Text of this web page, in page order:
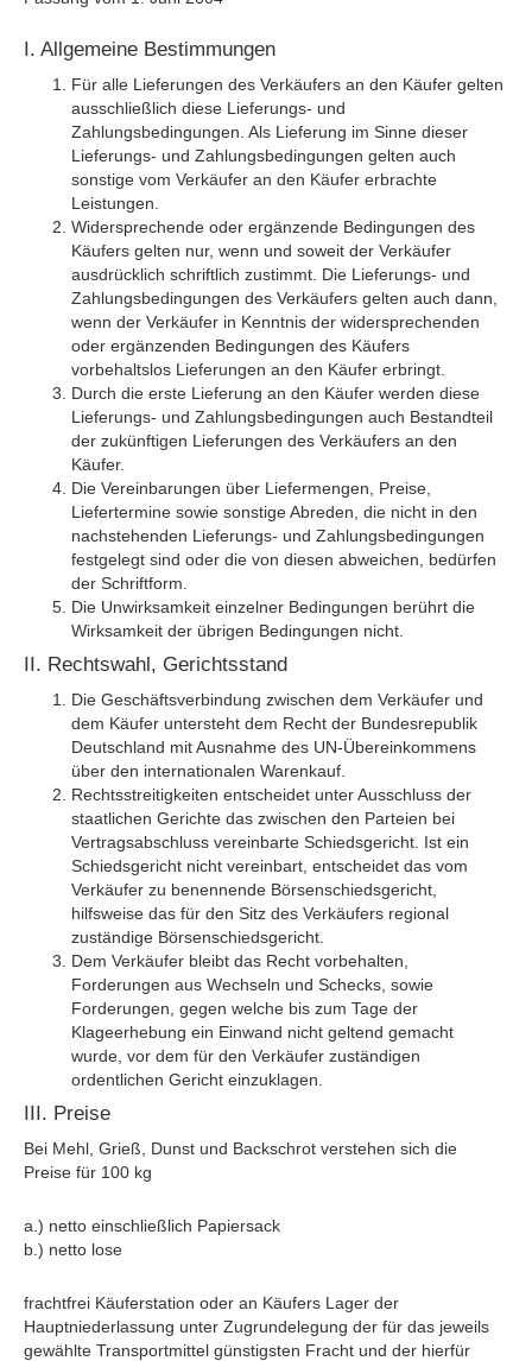
I. Allgemeine Bestimmungen
Für alle Lieferungen des Verkäufers an den Käufer gelten
ausschließlich diese Lieferungs- und
Zahlungsbedingungen. Als Lieferung im Sinne dieser
Lieferungs- und Zahlungsbedingungen gelten auch
sonstige vom Verkäufer an den Käufer erbrachte
Leistungen.
Widersprechende oder ergänzende Bedingungen des
Käufers gelten nur, wenn und soweit der Verkäufer
ausdrücklich schriftlich zustimmt. Die Lieferungs- und
Zahlungsbedingungen des Verkäufers gelten auch dann,
wenn der Verkäufer in Kenntnis der widersprechenden
oder ergänzenden Bedingungen des Käufers
vorbehaltslos Lieferungen an den Käufer erbringt.
Durch die erste Lieferung an den Käufer werden diese
Lieferungs- und Zahlungsbedingungen auch Bestandteil
der zukünftigen Lieferungen des Verkäufers an den
Käufer.
Die Vereinbarungen über Liefermengen, Preise,
Liefertermine sowie sonstige Abreden, die nicht in den
nachstehenden Lieferungs- und Zahlungsbedingungen
festgelegt sind oder die von diesen abweichen, bedürfen
der Schriftform.
Die Unwirksamkeit einzelner Bedingungen berührt die
Wirksamkeit der übrigen Bedingungen nicht.
II. Rechtswahl, Gerichtsstand
Die Geschäftsverbindung zwischen dem Verkäufer und
dem Käufer untersteht dem Recht der Bundesrepublik
Deutschland mit Ausnahme des UN-Übereinkommens
über den internationalen Warenkauf.
Rechtsstreitigkeiten entscheidet unter Ausschluss der
staatlichen Gerichte das zwischen den Parteien bei
Vertragsabschluss vereinbarte Schiedsgericht. Ist ein
Schiedsgericht nicht vereinbart, entscheidet das vom
Verkäufer zu benennende Börsenschiedsgericht,
hilfsweise das für den Sitz des Verkäufers regional
zuständige Börsenschiedsgericht.
Dem Verkäufer bleibt das Recht vorbehalten,
Forderungen aus Wechseln und Schecks, sowie
Forderungen, gegen welche bis zum Tage der
Klageerhebung ein Einwand nicht geltend gemacht
wurde, vor dem für den Verkäufer zuständigen
ordentlichen Gericht einzuklagen.
III. Preise
Bei Mehl, Grieß, Dunst und Backschrot verstehen sich die
Preise für 100 kg
a.) netto einschließlich Papiersack
b.) netto lose
frachtfrei Käuferstation oder an Käufers Lager der
Hauptniederlassung unter Zugrundelegung der für das jeweils
gewählte Transportmittel günstigsten Fracht und der hierfür